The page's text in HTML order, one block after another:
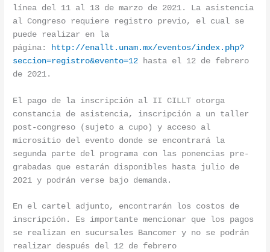
línea del 11 al 13 de marzo de 2021. La asistencia
al Congreso requiere registro previo, el cual se
puede realizar en la
página:
http://enallt.unam.mx/eventos/index.php?
seccion=registro&evento=12 hasta el 12 de febrero
de 2021.
El pago de la inscripción al II CILLT otorga
constancia de asistencia, inscripción a un taller
post-congreso (sujeto a cupo) y acceso al
micrositio del evento donde se encontrará la
segunda parte del programa con las ponencias pre-
grabadas que estarán disponibles hasta julio de
2021 y podrán verse bajo demanda.
En el cartel adjunto, encontrarán los costos de
inscripción. Es importante mencionar que los pagos
se realizan en sucursales Bancomer y no se podrán
realizar después del 12 de febrero